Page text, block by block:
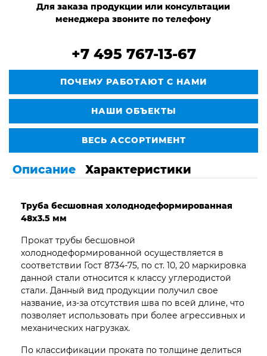
Для заказа продукции или консультации
менеджера звоните по телефону
+7 495 767-13-67
ПОЧЕМУ РАБОТАЮТ С НАМИ
НАШИ ОБЪЕКТЫ
ВЕСЬ АССОРТИМЕНТ
Описание Характеристики
Труба бесшовная холоднодеформированная
48х3.5 мм
Прокат трубы бесшовной
холоднодеформированной осуществляется в
соответствии Гост 8734-75, по ст. 10, 20 маркировка
данной стали относится к классу углеродистой
стали. Данный вид продукции получил свое
название, из-за отсутствия шва по всей длине, что
позволяет использовать при более агрессивных и
механических нагрузках.
По классификации проката по толщине делиться